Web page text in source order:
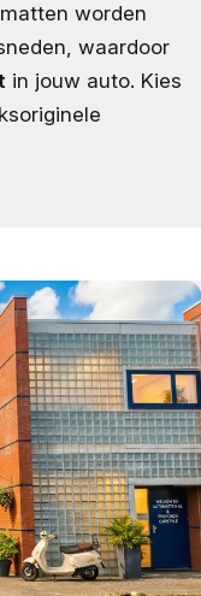
worden
waardoor
in jouw auto. Kies